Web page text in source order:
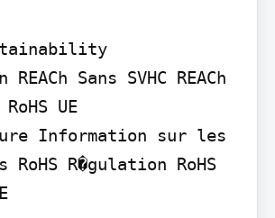
Sans SVHC REACh
UE
Information sur les
RoHS R�gulation RoHS